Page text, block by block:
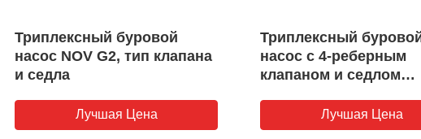
Триплексный буровой
насос NOV G2, тип клапана
и седла
Лучшая Цена
Триплексный
насос с 4-реберным
клапаном и седлом
Лучшая Цена